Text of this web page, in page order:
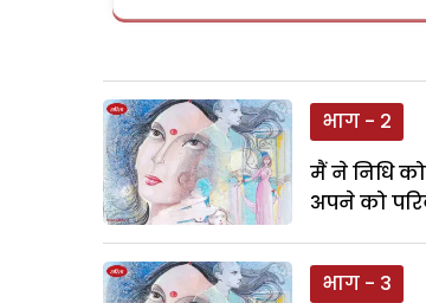
भाग - 2
मैं ने निधि
अपने को
भाग - 3